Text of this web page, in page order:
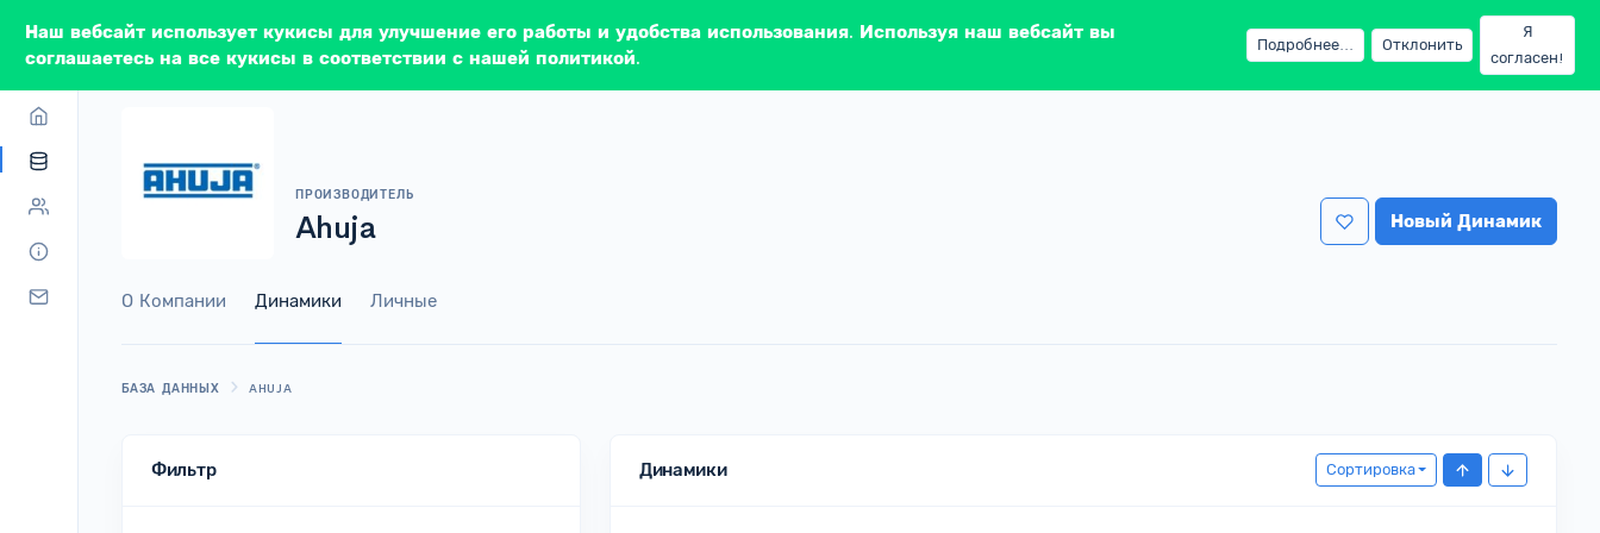
ПРОИЗВОДИТЕЛЬ
Ahuja Новый Динамик
О Компании Динамики Личные
БАЗА ДАННЫХ AHUJA
Фильтр Динамики Сортировка
Наш вебсайт использует кукисы для улучшение его работы и удобства использования. Используя наш вебсайт вы
соглашаетесь на все кукисы в соответствии с нашей политикой.
Подробнее... Отклонить
Я
согласен!